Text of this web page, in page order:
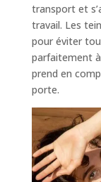
transport et
travail. Les
pour éviter
parfaitement
prend en
porte.